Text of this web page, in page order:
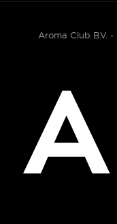
Aroma Club B.V.